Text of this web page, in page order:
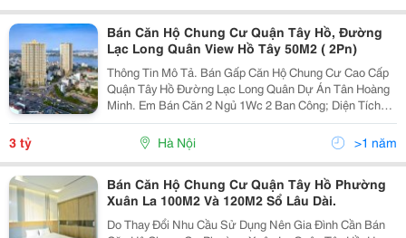
Bán Căn Hộ Chung Cư Quận Tây Hồ, Đường
Lạc Long Quân View Hồ Tây 50M2 ( 2Pn)
Thông Tin Mô Tả. Bán Gấp Căn Hộ Chung Cư Cao Cấp
Quận Tây Hồ Đường Lạc Long Quân Dự Án Tân Hoàng
Minh. Em Bán Căn 2 Ngủ 1Wc 2 Ban Công; Diện Tích
50M2. Tầng Trung &Ndash; Hướng Mát &Ndash; Tặng
Kèm Nội Thất. Tiện Ích Có Bể Bơi 4 Mùa, Gym,...
3 tỷ Hà Nội >1 năm
Bán Căn Hộ Chung Cư Quận Tây Hồ Phường
Xuân La 100M2 Và 120M2 Sổ Lâu Dài.
Do Thay Đổi Nhu Cầu Sử Dụng Nên Gia Đình Cần Bán